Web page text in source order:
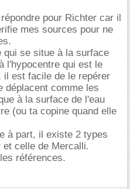
pour Richter car il
mes sources pour ne
qui se situe à la surface
l'hypocentre qui est le
il est facile de le repérer
déplacent comme les
à la surface de l'eau
(ou ta copine quand elle
à part, il existe 2 types
celle de Mercalli.
références.